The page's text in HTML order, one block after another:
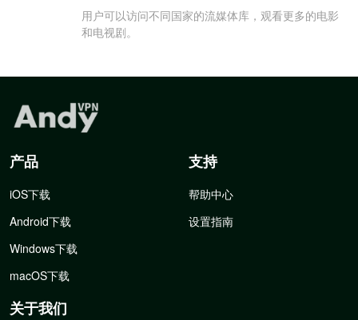
用户可以访问不同国家的流媒体库，观看更多的电影
和电视剧。
产品
iOS下载
Android下载
Windows下载
macOS下载
支持
帮助中心
设置指南
关于我们